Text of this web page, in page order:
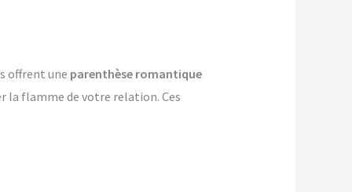
offrent une parenthèse romantique
la flamme de votre relation. Ces